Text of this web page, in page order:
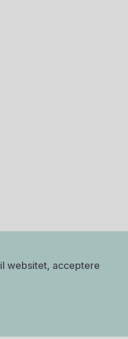
websitet, acceptere